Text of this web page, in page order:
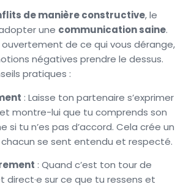
de manière constructive, le
une communication saine.
de ce qui vous dérange,
négatives prendre le dessus.
pratiques :
: Laisse ton partenaire s’exprimer
montre-lui que tu comprends son
si tu n’es pas d’accord. Cela crée un
se sent entendu et respecté.
: Quand c’est ton tour de
direct·e sur ce que tu ressens et